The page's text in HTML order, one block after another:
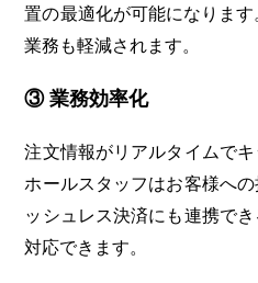
置の最適化が可能になりま
業務も軽減されます。
③ 業務効率化
注文情報がリアルタイムでキ
ホールスタッフはお客様へ
ッシュレス決済にも連携で
対応できます。